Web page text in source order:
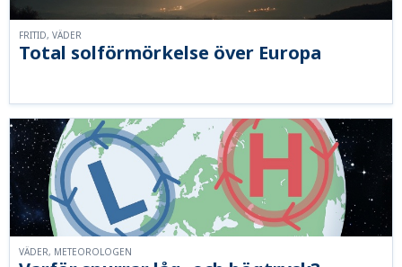
Total solförmörkelse över Europa
FRITID, VÄDER
VÄDER, METEOROLOGEN